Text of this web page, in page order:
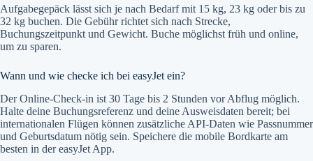
Aufgabegepäck lässt sich je nach Bedarf mit 15 kg, 23 kg oder bis zu
32 kg buchen. Die Gebühr richtet sich nach Strecke,
Buchungszeitpunkt und Gewicht. Buche möglichst früh und online,
um zu sparen.
Wann und wie checke ich bei easyJet ein?
Der Online-Check-in ist 30 Tage bis 2 Stunden vor Abflug möglich.
Halte deine Buchungsreferenz und deine Ausweisdaten bereit; bei
internationalen Flügen können zusätzliche API-Daten wie Passnummer
und Geburtsdatum nötig sein. Speichere die mobile Bordkarte am
besten in der easyJet App.